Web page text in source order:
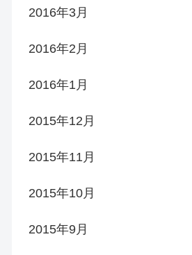
2016年3月
2016年2月
2016年1月
2015年12月
2015年11月
2015年10月
2015年9月